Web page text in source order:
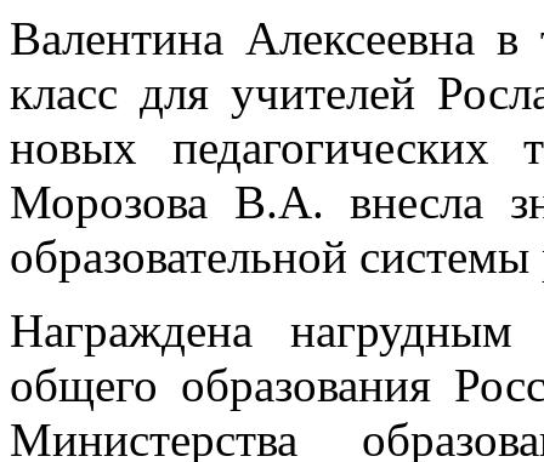
Валентина Алексеевна в
класс для учителей
новых педагогических
Морозова В.А. внесла
образовательной
Награждена
общего образования
Министерства